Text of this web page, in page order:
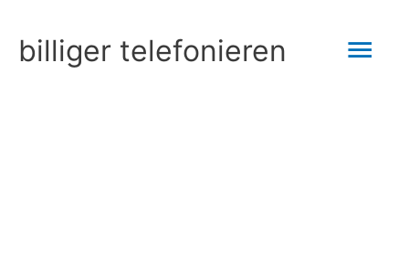
Inhalt
springen
billiger telefonieren